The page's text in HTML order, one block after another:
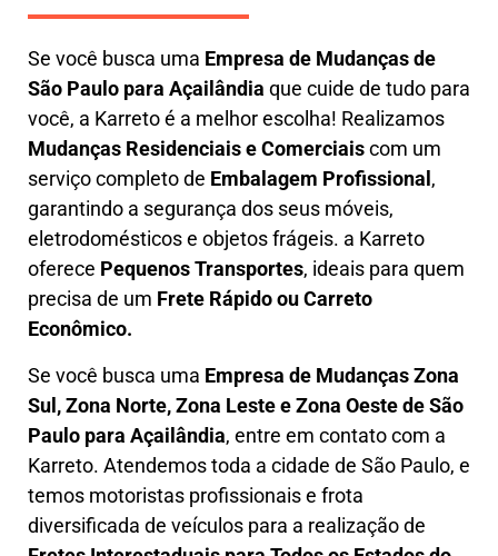
Se você busca uma Empresa de Mudanças de
São Paulo para Açailândia que cuide de tudo para
você, a Karretoé a melhor escolha! Realizamos
Mudanças Residenciais e Comerciaiscom um
serviço completo de Embalagem Profissional ,
garantindo a segurança dos seus móveis,
eletrodomésticos e objetos frágeis. a Karreto
oferece Pequenos Transportes, ideais para quem
precisa de um Frete Rápido ou Carreto
Econômico.
Se você busca uma Empresa de Mudanças Zona
Sul, Zona Norte, Zona Leste e Zona Oestede São
Paulo para Açailândia, entre em contato com a
Karreto. Atendemos toda a cidade de São Paulo, e
temos motoristas profissionais e frota
diversificada de veículos para a realização de